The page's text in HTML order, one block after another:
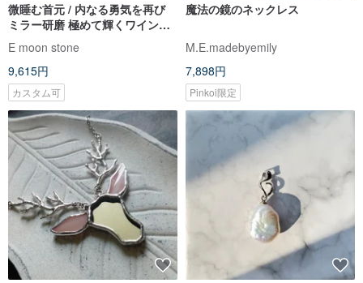
微睡む首元 / 内なる勇気を再び
ミラー研磨 極めて輝くワインレ
ッドガーネット 鎖骨ネックレス
E moon stone
9,615円
カスタム可
魔法の鏡のネックレス
M.E.madebyemily
7,898円
Pinkoi限定